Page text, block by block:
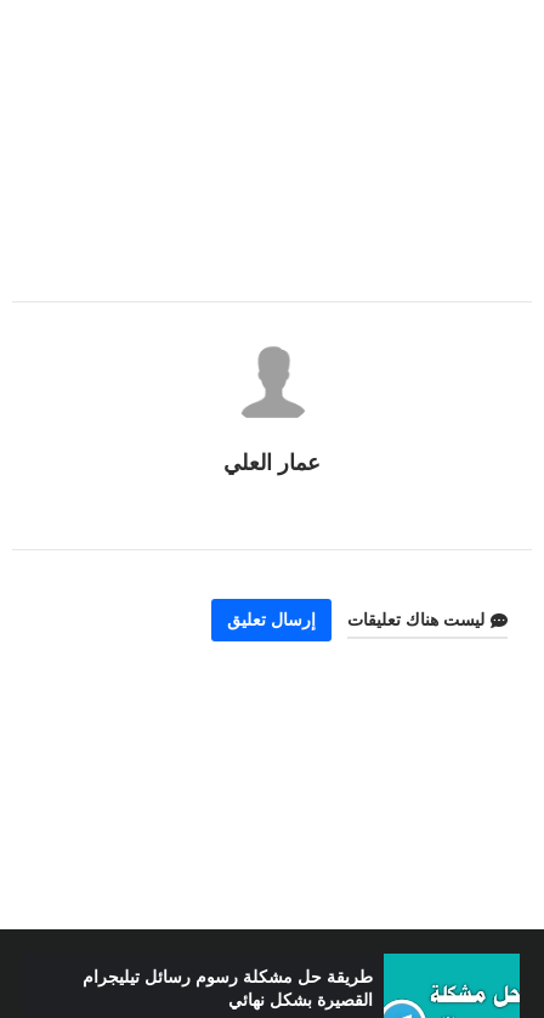
عمار العلي
ليست هناك تعليقات إرسال تعليق
الربح من الإنترنت عبر استخدام طريقة جديدة و
سهلة للغاية